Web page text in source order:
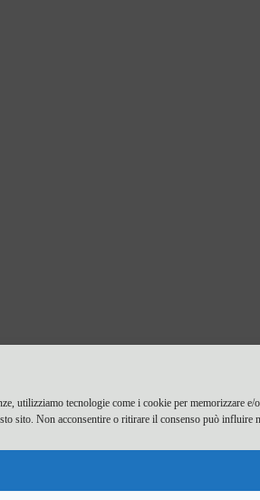
utilizziamo tecnologie come i cookie per memorizzare
sito. Non acconsentire o ritirare il consenso può influire